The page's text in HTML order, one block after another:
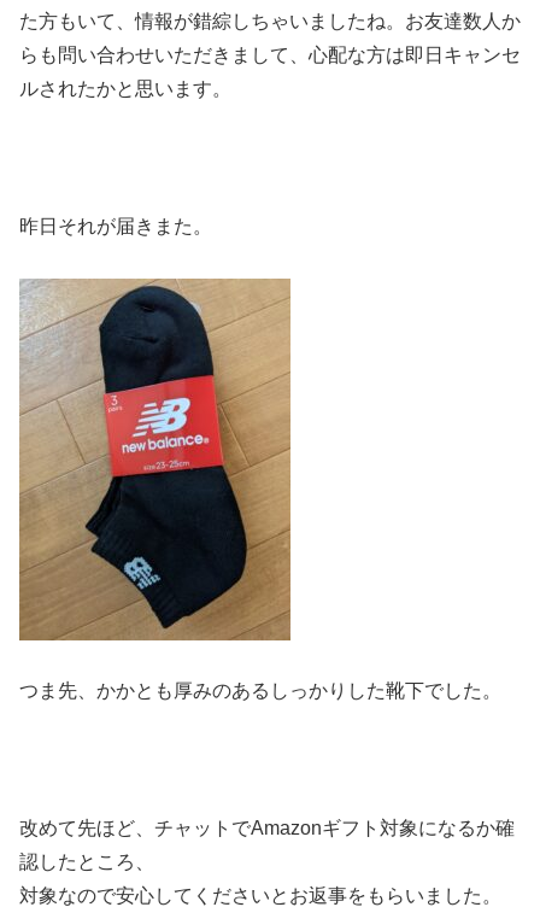
た方もいて、情報が錯綜しちゃいましたね。お友達数人か
らも問い合わせいただきまして、心配な方は即日キャンセ
ルされたかと思います。
昨日それが届きまた。
つま先、かかとも厚みのあるしっかりした靴下でした。
改めて先ほど、チャットでAmazonギフト対象になるか確
認したところ、
対象なので安心してくださいとお返事をもらいました。